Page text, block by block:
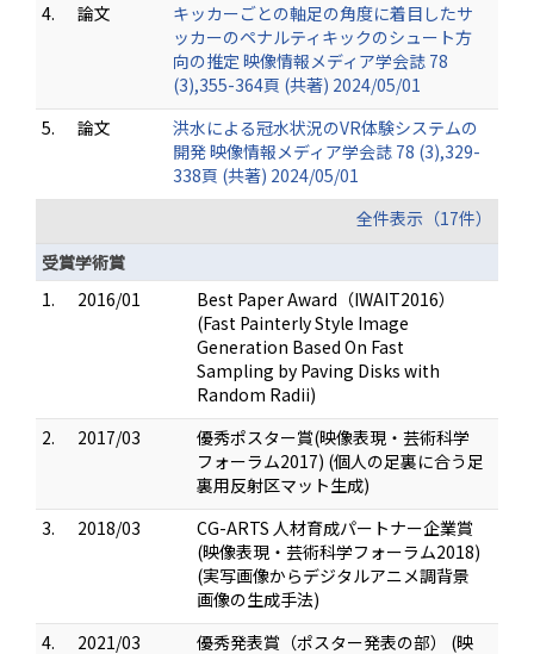
4.
論文
キッカーごとの軸足の角度に着目したサ
ッカーのペナルティキックのシュート方
向の推定 映像情報メディア学会誌 78
(3),355-364頁 (共著) 2024/05/01
5.
論文
洪水による冠水状況のVR体験システムの
開発 映像情報メディア学会誌 78 (3),329-
338頁 (共著) 2024/05/01
全件表示（17件）
受賞学術賞
1.
2016/01
Best Paper Award（IWAIT2016）
(Fast Painterly Style Image
Generation Based On Fast
Sampling by Paving Disks with
Random Radii)
2.
2017/03
優秀ポスター賞(映像表現・芸術科学
フォーラム2017) (個人の足裏に合う足
裏用反射区マット生成)
3.
2018/03
CG-ARTS 人材育成パートナー企業賞
(映像表現・芸術科学フォーラム2018)
(実写画像からデジタルアニメ調背景
画像の生成手法)
4.
2021/03
優秀発表賞（ポスター発表の部） (映